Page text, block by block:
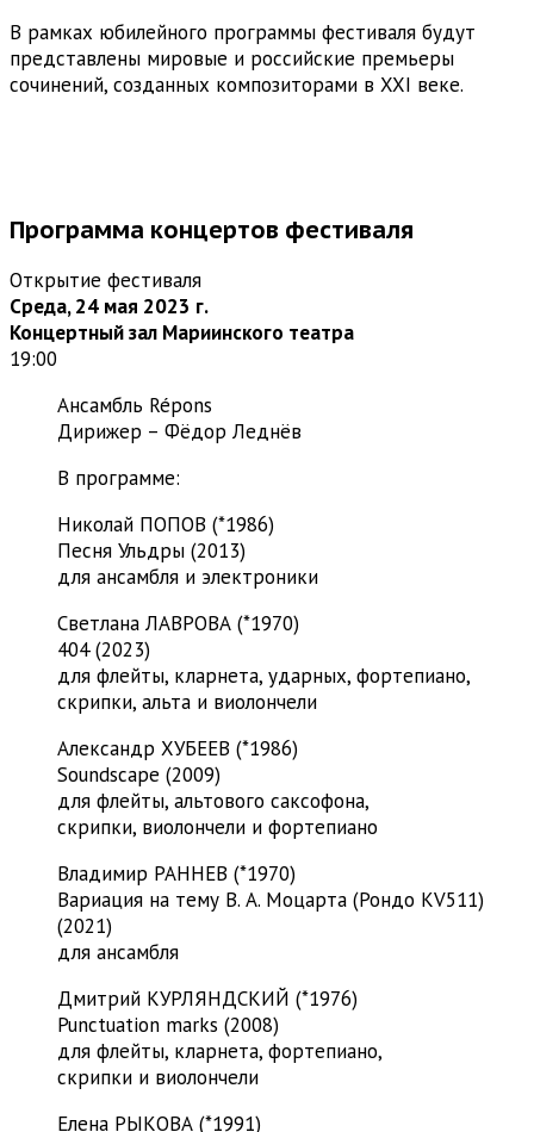
В рамках юбилейного программы фестиваля будут
представлены мировые и российские премьеры
сочинений, созданных композиторами в XXI веке.
Программа концертов фестиваля
Открытие фестиваля
Среда, 24 мая 2023 г.
Концертный зал Мариинского театра
19:00
Ансамбль Répons
Дирижер – Фёдор Леднёв
В программе:
Николай ПОПОВ (*1986)
Песня Ульдры (2013)
для ансамбля и электроники
Светлана ЛАВРОВА (*1970)
404 (2023)
для флейты, кларнета, ударных, фортепиано,
скрипки, альта и виолончели
Александр ХУБЕЕВ (*1986)
Soundscape (2009)
для флейты, альтового саксофона,
скрипки, виолончели и фортепиано
Владимир РАННЕВ (*1970)
Вариация на тему В. А. Моцарта (Рондо KV511)
(2021)
для ансамбля
Дмитрий КУРЛЯНДСКИЙ (*1976)
Punctuation marks (2008)
для флейты, кларнета, фортепиано,
скрипки и виолончели
Елена РЫКОВА (*1991)